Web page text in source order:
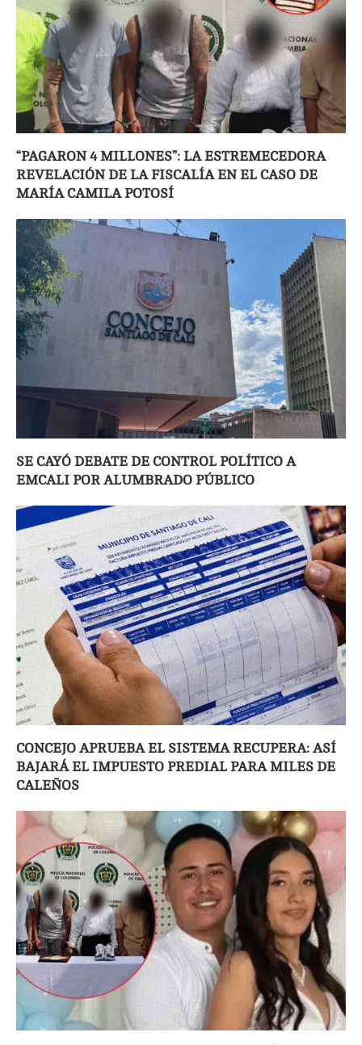
“PAGARON 4 MILLONES”: LA ESTREMECEDORA
REVELACIÓN DE LA FISCALÍA EN EL CASO DE
MARÍA CAMILA POTOSÍ
SE CAYÓ DEBATE DE CONTROL POLÍTICO A
EMCALI POR ALUMBRADO PÚBLICO
CONCEJO APRUEBA EL SISTEMA RECUPERA: ASÍ
BAJARÁ EL IMPUESTO PREDIAL PARA MILES DE
CALEÑOS